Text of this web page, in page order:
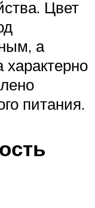
Цвет
а
питания.